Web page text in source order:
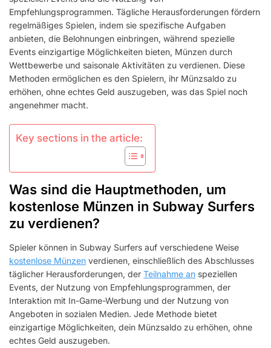
Empfehlungsprogrammen. Tägliche Herausforderungen fördern
regelmäßiges Spielen, indem sie spezifische Aufgaben
anbieten, die Belohnungen einbringen, während spezielle
Events einzigartige Möglichkeiten bieten, Münzen durch
Wettbewerbe und saisonale Aktivitäten zu verdienen. Diese
Methoden ermöglichen es den Spielern, ihr Münzsaldo zu
erhöhen, ohne echtes Geld auszugeben, was das Spiel noch
angenehmer macht.
Key sections in the article:
Was sind die Hauptmethoden, um
kostenlose Münzen in Subway Surfers
zu verdienen?
Spieler können in Subway Surfers auf verschiedene Weise
kostenlose Münzen verdienen, einschließlich des Abschlusses
täglicher Herausforderungen, der Teilnahme an speziellen
Events, der Nutzung von Empfehlungsprogrammen, der
Interaktion mit In-Game-Werbung und der Nutzung von
Angeboten in sozialen Medien. Jede Methode bietet
einzigartige Möglichkeiten, dein Münzsaldo zu erhöhen, ohne
echtes Geld auszugeben.